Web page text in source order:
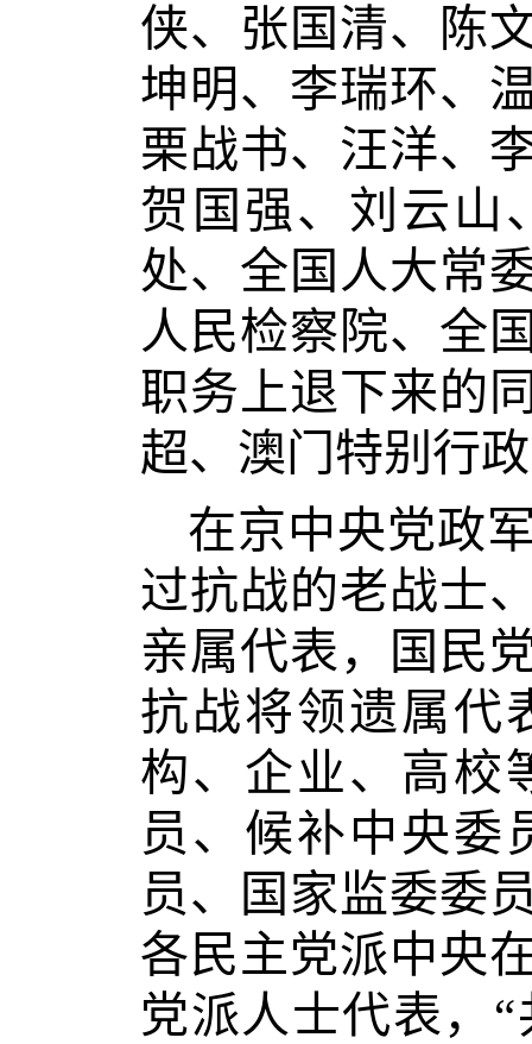
侠、张国清、陈
坤明、李瑞环、
栗战书、汪洋、
贺国强、刘云山
处、全国人大常
人民检察院、全
职务上退下来的
超、澳门特别行
在京中央党政
过抗战的老战士
亲属代表，国民
抗战将领遗属代
构、企业、高校
员、候补中央委
员、国家监委委
各民主党派中央
党派人士代表，